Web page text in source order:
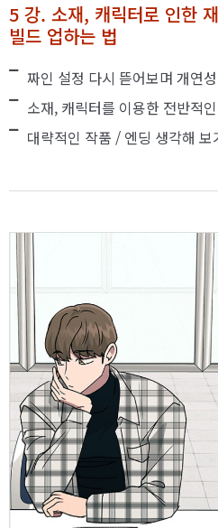
5 강. 소재, 캐릭터로 인한
빌드 업하는 법
짜인 설정 다시 뜯어보며 개연
소재, 캐릭터를 이용한 전반적
대략적인 작품 / 엔딩 생각해